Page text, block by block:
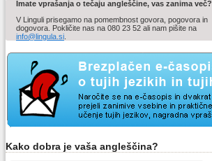
Imate vprašanja o tečaju angleščine, vas zanima več?
V Linguli prisegamo na pomembnost govora, pogovora in
dogovora. Pokličite nas na 080 23 52 ali nam pišite na
info@lingula.si
Kako dobra je vaša angleščina?